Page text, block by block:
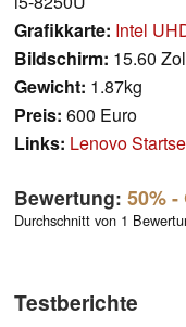
Grafikkarte: Intel
Bildschirm: 15.60
Gewicht: 1.87kg
Preis: 600 Euro
Links: Lenovo
Bewertung: 50%-
Durchschnitt von 1
Testberichte